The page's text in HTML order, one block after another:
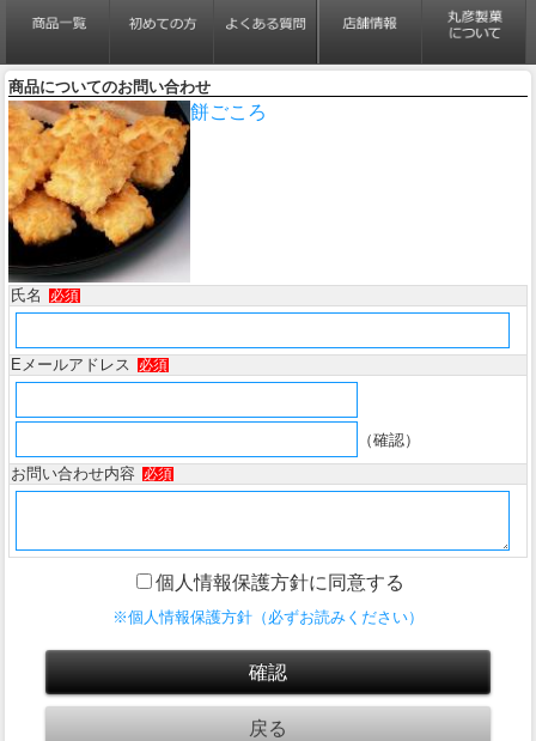
商品についてのお問い合わせ
餅ごころ
氏名 必須
Eメールアドレス 必須
（確認）
お問い合わせ内容
必須
個人情報保護方針に同意する
※個人情報保護方針（必ずお読みください）